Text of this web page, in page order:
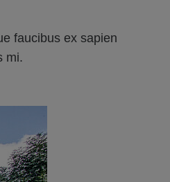
faucibus ex sapien
mi.